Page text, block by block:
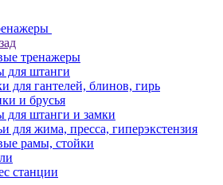
тренажеры
для штанги
для гантелей, блинов, гирь
и брусья
для штанги и замки
для жима, пресса, гиперэкстензия
рамы, стойки
станции